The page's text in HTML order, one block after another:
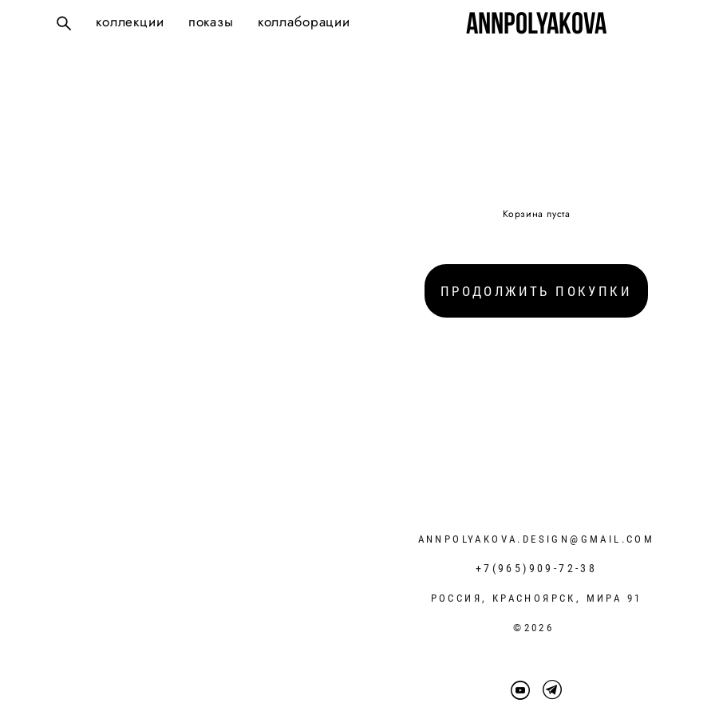
коллекции показы коллаборации ANNPOLYAKOVA
коллекции показы коллаборации ANNPOLYAKOVA
Корзина пуста
ПРОДОЛЖИТЬ ПОКУПКИ
ANNPOLYAKOVA.DESIGN@GMAIL.COM
+7(965)909-72-38
РОССИЯ, КРАСНОЯРСК, МИРА 91
©2026